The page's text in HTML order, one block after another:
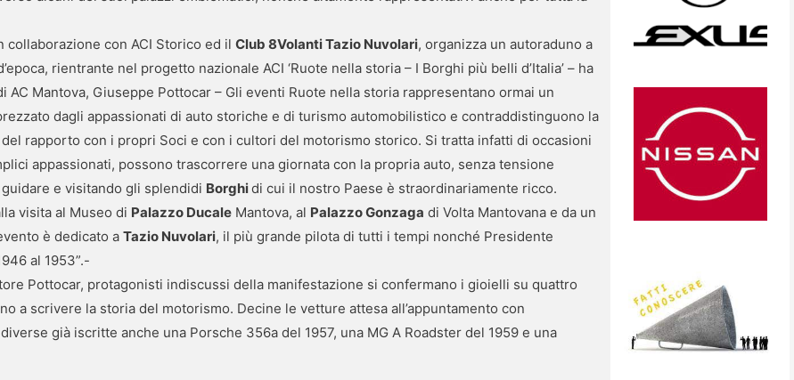
collaborazione con ACI Storico ed ilClub 8Volanti Tazio Nuvolari, organizza un autoraduno a
rientrante nel progetto nazionale ACI ‘Ruote nella storia – I Borghi più belli d’Italia’ – ha
Mantova, Giuseppe Pottocar – Gli eventi Ruote nella storia rappresentano ormai un
dagli appassionati di auto storiche e di turismo automobilistico e contraddistinguono la
del rapporto con i propri Soci e con i cultori del motorismo storico. Si tratta infatti di occasioni
appassionati, possono trascorrere una giornata con la propria auto, senza tensione
e visitando gli splendidi Borghidi cui il nostro Paese è straordinariamente ricco.
visita al Museo di Palazzo Ducale Mantova, al Palazzo Gonzaga di Volta Mantovana e da un
è dedicato aTazio Nuvolari, il più grande pilota di tutti i tempi nonché Presidente
al 1953”.-
Pottocar, protagonisti indiscussi della manifestazione si confermano i gioielli su quattro
a scrivere la storia del motorismo. Decine le vetture attesa all’appuntamento con
già iscritte anche una Porsche 356a del 1957, una MG A Roadster del 1959 e una